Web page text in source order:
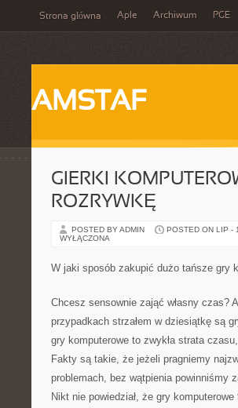
Strona główna Aple Archiwum PGE
AMSTAF
GIERKI
ROZRYWKĘ
POSTED BY ADMIN POSTED ON LIP -
WYŁĄCZONA
W jaki sposób zakupić dużo tańsze gry
Chcesz sensownie zająć własny czas?
przypadkach strzałem w dziesiątkę są
gry komputerowe to zwykła strata
Fakty są takie, że jeżeli pragniemy
problemach, bez wątpienia powinniśmy
Nikt nie powiedział, że gry